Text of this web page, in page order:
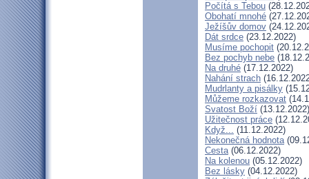
Počítá s Tebou
Obohatí mnohé
Ježíšův domov
Dát srdce (23.12.2022)
Musíme pochopit
Bez pochyb nebe
Na druhé (17.12.2022)
Nahání strach
Mudrlanty a pisálky
Můžeme rozkazovat
Svatost Boží (13.12.2022)
Užitečnost práce
Když... (11.12.2022)
Nekonečná hodnota
Cesta(06.12.2022)
Na kolenou (05.12.2022)
Bez lásky (04.12.2022)